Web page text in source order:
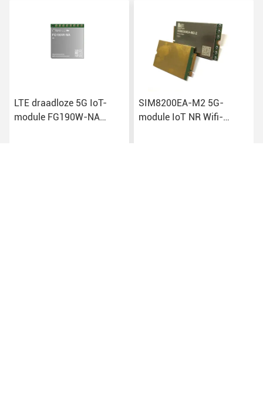
LTE draadloze 5G IoT-
module FG190W-NA
SIM8200EA-M2 5G-
module IoT NR Wifi-